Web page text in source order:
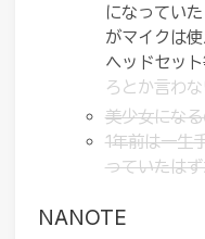
になってい
がマイクは
ヘッドセット
ろとか言わ
美少女にな
1年前は一生
っていたは
NANOTE